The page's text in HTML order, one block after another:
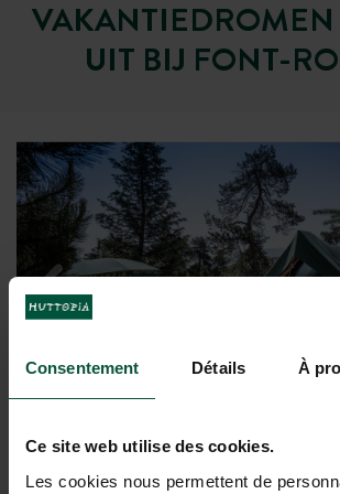
Consentement Détails À
Ce site web utilise des cookies.
Les cookies nous permettent de
UIT BIJ FONT-